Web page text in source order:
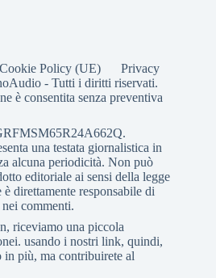
Cookie Policy (UE)
Privacy
- Tutti i diritti riservati.
è consentita senza preventiva
una testata giornalistica in
alcuna periodicità. Non può
editoriale ai sensi della legge
direttamente responsabile di
commenti.
riceviamo una piccola
usando i nostri link, quindi,
in più, ma contribuirete al